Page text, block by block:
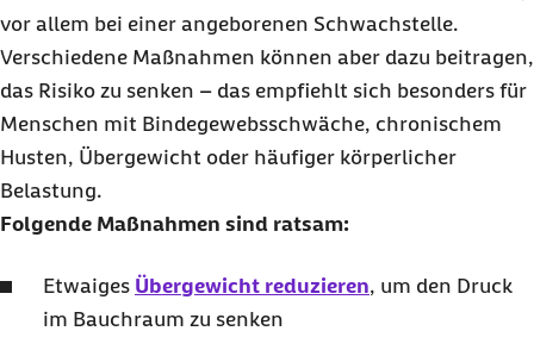
vor allem bei einer angeborenen Schwachstelle.
Verschiedene Maßnahmen können aber dazu beitragen,
das Risiko zu senken – das empfiehlt sich besonders für
Menschen mit Bindegewebsschwäche, chronischem
Husten, Übergewicht oder häufiger körperlicher
Belastung.
Folgende Maßnahmen sind ratsam:
Etwaiges Übergewicht reduzieren, um den Druck
im Bauchraum zu senken